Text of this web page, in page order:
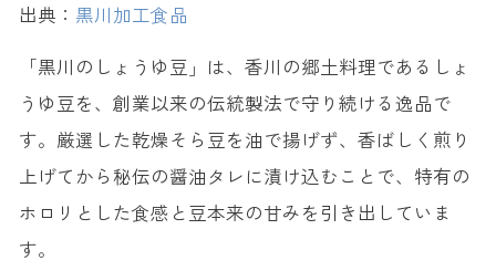
出典： 黒川加工食品
「黒川のしょうゆ豆」は、香川の郷土料理であるしょ
うゆ豆を、創業以来の伝統製法で守り続ける逸品で
す。厳選した乾燥そら豆を油で揚げず、香ばしく煎り
上げてから秘伝の醤油タレに漬け込むことで、特有の
ホロリとした食感と豆本来の甘みを引き出していま
す。